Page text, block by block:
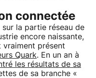
connectée
la partie réseau de
encore naissante,
vraiment présent
Quark. En un an à
les résultats de sa
de sa branche «